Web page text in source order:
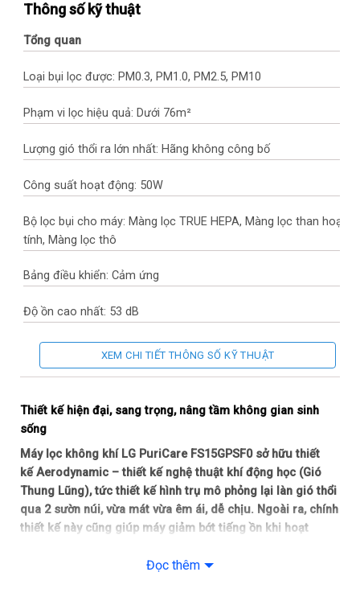
Thông số kỹ thuật
Tổng quan
Loại bụi lọc được: PM0.3, PM1.0, PM2.5, PM10
Phạm vi lọc hiệu quả: Dưới 76m²
Lượng gió thổi ra lớn nhất: Hãng không công bố
Công suất hoạt động: 50W
Bộ lọc bụi cho máy: Màng lọc TRUE HEPA, Màng lọc than hoạt
tính, Màng lọc thô
Bảng điều khiển: Cảm ứng
Độ ồn cao nhất: 53 dB
Thương hiệu của: Hàn Quốc
Năm ra mắt: 2022
Công nghệ và chế độ hoạt động
Công nghệ: Inverter, UVnano™
Chế độ hoạt động: Chế độ Turbo, Chế độ ngủ (Sleep), Chế độ
XEM CHI TIẾT THÔNG SỐ KỸ THUẬT
Thiết kế hiện đại, sang trọng, nâng tầm không gian sinh
sống
Máy lọc không khí LG PuriCare FS15GPSF0 sở hữu thiết
kế Aerodynamic – thiết kế nghệ thuật khí động học (Gió
Thung Lũng), tức thiết kế hình trụ mô phỏng lại làn gió thổi
qua 2 sườn núi, vừa mát vừa êm ái, dễ chịu. Ngoài ra, chính
thiết kế này cũng giúp máy giảm bớt tiếng ồn khi hoạt
mọi nơi, làm toát lên sự sang trọng của không gian sinh
Đọc thêm